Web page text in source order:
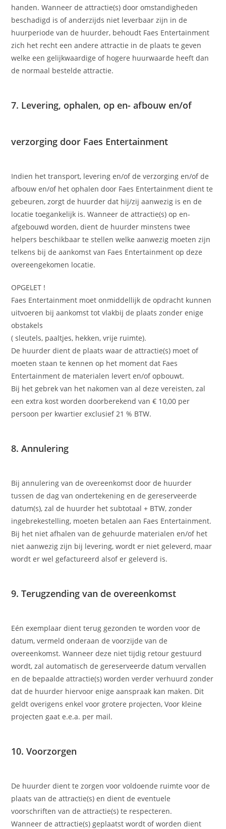
handen. Wanneer de attractie(s) door omstandigheden
beschadigd is of anderzijds niet leverbaar zijn in de
huurperiode van de huurder, behoudt Faes Entertainment
zich het recht een andere attractie in de plaats te geven
welke een gelijkwaardige of hogere huurwaarde heeft dan
de normaal bestelde attractie.
7. Levering, ophalen, op en- afbouw en/of
verzorging door Faes Entertainment
Indien het transport, levering en/of de verzorging en/of de
afbouw en/of het ophalen door Faes Entertainment dient te
gebeuren, zorgt de huurder dat hij/zij aanwezig is en de
locatie toegankelijk is. Wanneer de attractie(s) op en-
afgebouwd worden, dient de huurder minstens twee
helpers beschikbaar te stellen welke aanwezig moeten zijn
telkens bij de aankomst van Faes Entertainment op deze
overeengekomen locatie.
OPGELET !
Faes Entertainment moet onmiddellijk de opdracht kunnen
uitvoeren bij aankomst tot vlakbij de plaats zonder enige
obstakels
( sleutels, paaltjes, hekken, vrije ruimte).
De huurder dient de plaats waar de attractie(s) moet of
moeten staan te kennen op het moment dat Faes
Entertainment de materialen levert en/of opbouwt.
Bij het gebrek van het nakomen van al deze vereisten, zal
een extra kost worden doorberekend van € 10,00 per
persoon per kwartier exclusief 21 % BTW.
8. Annulering
Bij annulering van de overeenkomst door de huurder
tussen de dag van ondertekening en de gereserveerde
datum(s), zal de huurder het subtotaal + BTW, zonder
ingebrekestelling, moeten betalen aan Faes Entertainment.
Bij het niet afhalen van de gehuurde materialen en/of het
niet aanwezig zijn bij levering, wordt er niet geleverd, maar
wordt er wel gefactureerd alsof er geleverd is.
9. Terugzending van de overeenkomst
Eén exemplaar dient terug gezonden te worden voor de
datum, vermeld onderaan de voorzijde van de
overeenkomst. Wanneer deze niet tijdig retour gestuurd
wordt, zal automatisch de gereserveerde datum vervallen
en de bepaalde attractie(s) worden verder verhuurd zonder
dat de huurder hiervoor enige aanspraak kan maken. Dit
geldt overigens enkel voor grotere projecten, Voor kleine
projecten gaat e.e.a. per mail.
10. Voorzorgen
De huurder dient te zorgen voor voldoende ruimte voor de
plaats van de attractie(s) en dient de eventuele
voorschriften van de attractie(s) te respecteren.
Wanneer de attractie(s) geplaatst wordt of worden dient